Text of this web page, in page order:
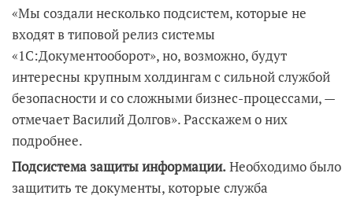
«Мы создали несколько подсистем, которые не
входят в типовой релиз системы
«1С:Документооборот», но, возможно, будут
интересны крупным холдингам с сильной службой
безопасности и со сложными бизнес-процессами, —
отмечает Василий Долгов». Расскажем о них
подробнее.
Подсистема защиты информации.Необходимо было
защитить те документы, которые служба